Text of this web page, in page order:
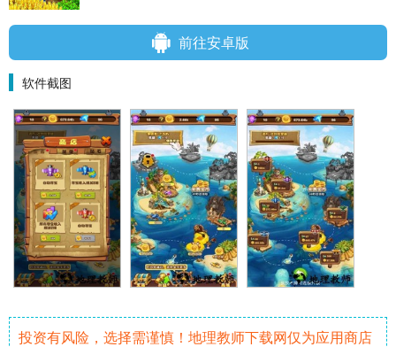
前往安卓版
软件截图
投资有风险，选择需谨慎！地理教师下载网仅为应用商店